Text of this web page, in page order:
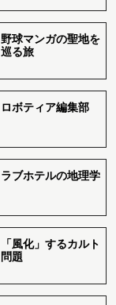
野球マンガの聖地を
巡る旅
ロボティア編集部
ラブホテルの地理学
「風化」するカルト
問題